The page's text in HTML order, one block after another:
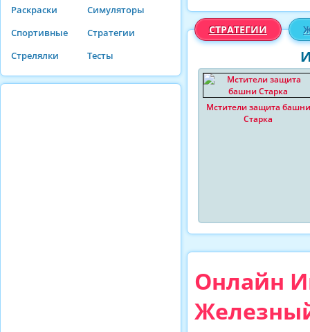
Раскраски
Симуляторы
Спортивные
Стратегии
Стрелялки
Тесты
СТРАТЕГИИ
Мстители защита башни
Старка
Онлайн